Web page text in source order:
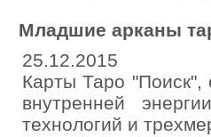
Младшие арканы
25.12.2015
Карты Таро "Поиск",
внутренней
технологий и